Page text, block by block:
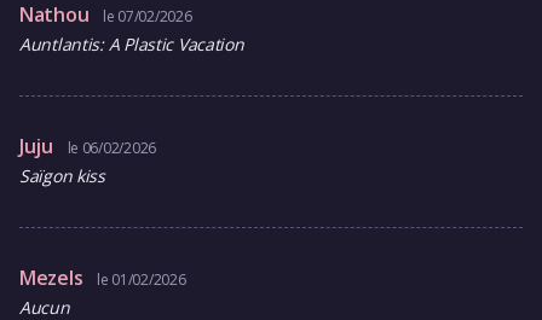
Nathou le 07/02/2026
Auntlantis: A Plastic Vacation
Juju le 06/02/2026
Saïgon kiss
Mezels le 01/02/2026
Aucun